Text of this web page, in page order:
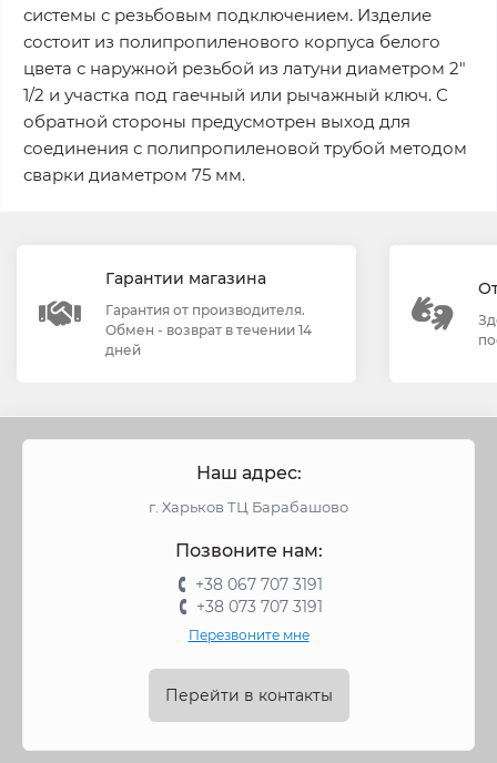
системы с резьбовым подключением. Изделие
состоит из полипропиленового корпуса белого
цвета с наружной резьбой из латуни диаметром 2"
1/2 и участка под гаечный или рычажный ключ. С
обратной стороны предусмотрен выход для
соединения с полипропиленовой трубой методом
сварки диаметром 75 мм.
Гарантии магазина
Гарантия от производителя.
Обмен - возврат в течении 14
дней
Наш адрес:
г. Харьков ТЦ Барабашово
Позвоните нам:
+38 067 707 3191
+38 073 707 3191
Перезвоните мне
Перейти в контакты